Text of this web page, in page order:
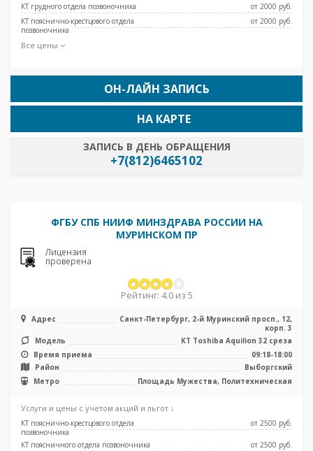
КТ грудного отдела позвоночника
от 2000 pуб.
КТ пояснично-крестцового отдела
позвоночника
от 2000 pуб.
Все цены
ОН-ЛАЙН ЗАПИСЬ
ЗАПИСЬ В ДЕНЬ ОБРАЩЕНИЯ
+7(812)6465102
НА КАРТЕ
ФГБУ СПБ НИИФ МИНЗДРАВА РОССИИ НА
МУРИНСКОМ ПР
Лицензия
проверена
Рейтинг: 4.0 из 5
Адрес
Санкт-Петербург, 2-й Муринский просп., 12,
корп. 3
Модель
КТ Toshiba Aquilion 32 среза
Время приема
09:18-18:00
Район
Выборгский
Метро
Площадь Мужества, Политехническая
Услуги и цены с учетом акций и льгот ↓
КТ пояснично-крестцового отдела
позвоночника
от 2500 pуб.
КТ поясничного отдела позвоночника от 2500 pуб.